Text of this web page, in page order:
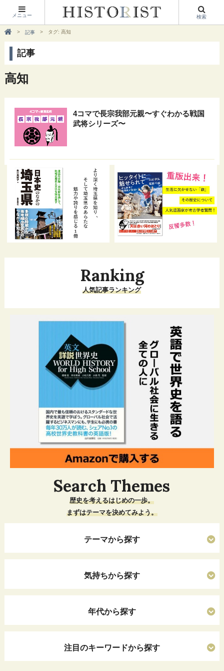
メニュー 検索
記事 タグ: 高知
記事
高知
4コマで長宗我部元親〜すぐわかる戦国
武将シリーズ〜
Ranking
人気記事ランキング
Search Themes
歴史を考えるはじめの一歩。
まずはテーマを決めてみよう。
テーマから探す
気持ちから探す
年代から探す
注目のキーワードから探す